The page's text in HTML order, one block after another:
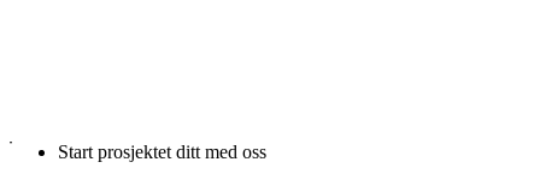
Start prosjektet ditt med oss